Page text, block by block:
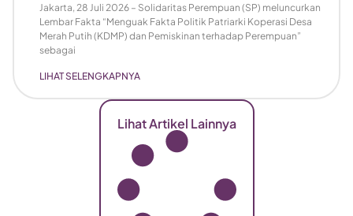
Jakarta, 28 Juli 2026 – Solidaritas Perempuan (SP) meluncurkan
Lembar Fakta “Menguak Fakta Politik Patriarki Koperasi Desa
Merah Putih (KDMP) dan Pemiskinan terhadap Perempuan”
sebagai
LIHAT SELENGKAPNYA
Lihat Artikel Lainnya